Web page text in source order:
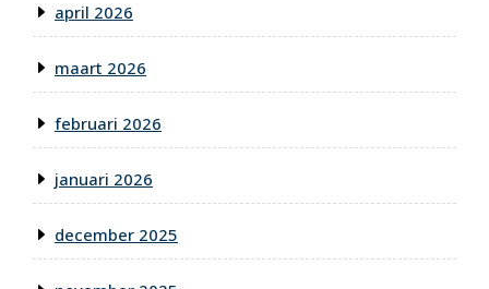
april 2026
maart 2026
februari 2026
januari 2026
december 2025